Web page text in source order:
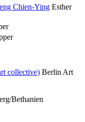
Chien-Ying Esther
collective) Berlin Art
Bethanien